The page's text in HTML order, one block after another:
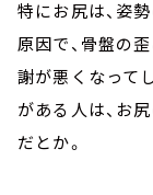
特にお尻は、姿
原因で、骨盤の
謝が悪くなって
がある人は、お
だとか。